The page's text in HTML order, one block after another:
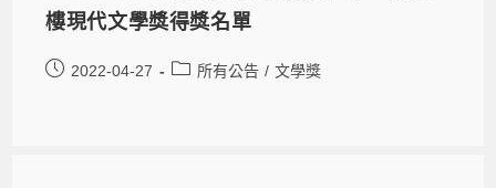
樓現代文學獎得獎名單
2022-04-27 所有公告 / 文學獎